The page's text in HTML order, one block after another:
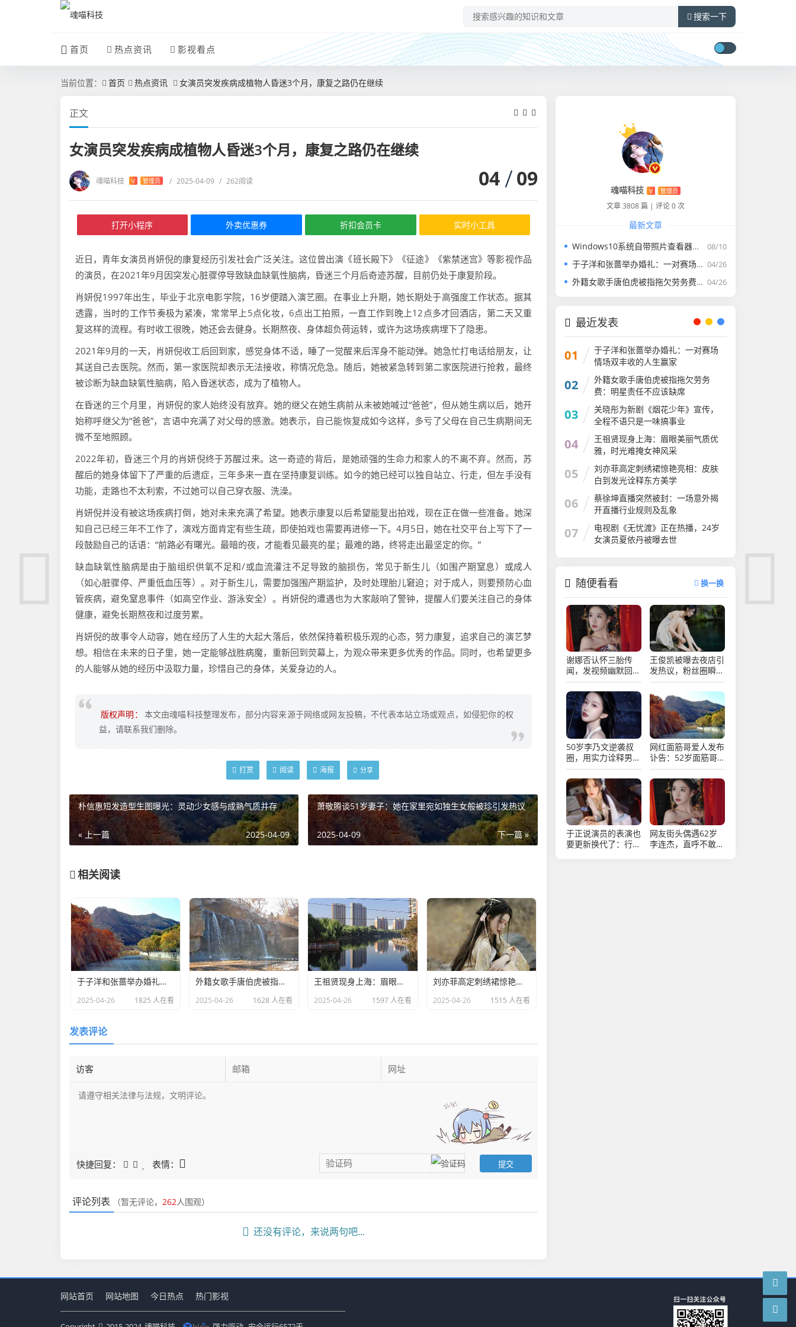
搜索一下
首页 热点资讯 影视看点
当前位置： 首页 热点资讯 女演员突发疾病成植物人昏迷3个月，康复之路仍在继续
正文
女演员突发疾病成植物人昏迷3个月，康复之路仍在继续
魂喵科技 V 管理员 / 2025-04-09 / 262阅读 04 09
打开小程序 外卖优惠券 折扣会员卡 实时小工具
近日，青年女演员肖妍倪的康复经历引发社会广泛关注。这位曾出演《班长殿下》《征途》《紫禁迷宫》等影视作品
的演员，在2021年9月因突发心脏骤停导致缺血缺氧性脑病，昏迷三个月后奇迹苏醒，目前仍处于康复阶段。
肖妍倪1997年出生，毕业于北京电影学院，16岁便踏入演艺圈。在事业上升期，她长期处于高强度工作状态。据其
透露，当时的工作节奏极为紧凑，常常早上5点化妆，6点出工拍照，一直工作到晚上12点多才回酒店，第二天又重
复这样的流程。有时收工很晚，她还会去健身。长期熬夜、身体超负荷运转，或许为这场疾病埋下了隐患。
2021年9月的一天，肖妍倪收工后回到家，感觉身体不适，睡了一觉醒来后浑身不能动弹。她急忙打电话给朋友，让
其送自己去医院。然而，第一家医院却表示无法接收，称情况危急。随后，她被紧急转到第二家医院进行抢救，最终
被诊断为缺血缺氧性脑病，陷入昏迷状态，成为了植物人。
在昏迷的三个月里，肖妍倪的家人始终没有放弃。她的继父在她生病前从未被她喊过“爸爸”，但从她生病以后，她开
始称呼继父为“爸爸”，言语中充满了对父母的感激。她表示，自己能恢复成如今这样，多亏了父母在自己生病期间无
微不至地照顾。
2022年初，昏迷三个月的肖妍倪终于苏醒过来。这一奇迹的背后，是她顽强的生命力和家人的不离不弃。然而，苏
醒后的她身体留下了严重的后遗症，三年多来一直在坚持康复训练。如今的她已经可以独自站立、行走，但左手没有
功能，走路也不太利索，不过她可以自己穿衣服、洗澡。
肖妍倪并没有被这场疾病打倒，她对未来充满了希望。她表示康复以后希望能复出拍戏，现在正在做一些准备。她深
知自己已经三年不工作了，演戏方面肯定有些生疏，即使拍戏也需要再进修一下。4月5日，她在社交平台上写下了一
段鼓励自己的话语：“前路必有曙光。最暗的夜，才能看见最亮的星；最难的路，终将走出最坚定的你。”
缺血缺氧性脑病是由于脑组织供氧不足和/或血流灌注不足导致的脑损伤，常见于新生儿（如围产期窒息）或成人
（如心脏骤停、严重低血压等）。对于新生儿，需要加强围产期监护，及时处理胎儿窘迫；对于成人，则要预防心血
管疾病，避免窒息事件（如高空作业、游泳安全）。肖妍倪的遭遇也为大家敲响了警钟，提醒人们要关注自己的身体
健康，避免长期熬夜和过度劳累。
肖妍倪的故事令人动容，她在经历了人生的大起大落后，依然保持着积极乐观的心态，努力康复，追求自己的演艺梦
想。相信在未来的日子里，她一定能够战胜病魔，重新回到荧幕上，为观众带来更多优秀的作品。同时，也希望更多
的人能够从她的经历中汲取力量，珍惜自己的身体，关爱身边的人。
版权声明：
本文由魂喵科技整理发布，部分内容来源于网络或网友投稿，不代表本站立场或观点，如侵犯你的权
益，请联系我们删除。
打赏 阅读 海报 分享
朴信惠短发造型生图曝光：灵动少女感与成熟气质并存
« 上一篇 2025-04-09
萧敬腾谈51岁妻子：她在家里宛如独生女般被珍引发热议
下一篇 »
2025-04-09
相关阅读
于子洋和张蔷举办婚礼：一对赛场情场双丰收的人生赢家​
2025-04-26 1825 人在看
外籍女歌手唐伯虎被指拖欠劳务费：明星责任不应该缺席​
2025-04-26 1628 人在看
王祖贤现身上海：眉眼美丽气质优雅，时光难掩女神风采
2025-04-26 1597 人在看
​刘亦菲高定刺绣裙惊艳亮相：皮肤白到发光诠释东方美学​
2025-04-26 1515 人在看
发表评论
快捷回复： 表情：
评论列表 （暂无评论， 262人围观）
还没有评论，来说两句吧...
魂喵科技 V 管理员
文章 3808 篇 | 评论 0 次
最新文章
08/10
Windows10系统自带照片查看器没有了怎么找回
04/26
于子洋和张蔷举办婚礼：一对赛场情场双丰收的人生赢家​
04/26
外籍女歌手唐伯虎被指拖欠劳务费：明星责任不应该缺席​
最近发表
01
于子洋和张蔷举办婚礼：一对赛场
情场双丰收的人生赢家​
02
外籍女歌手唐伯虎被指拖欠劳务
费：明星责任不应该缺席​
03
关晓彤为新剧《烟花少年》宣传，
全程不语只是一味搞事业
04
王祖贤现身上海：眉眼美丽气质优
雅，时光难掩女神风采
05
​刘亦菲高定刺绣裙惊艳亮相：皮肤
白到发光诠释东方美学​
06
蔡徐坤直播突然被封：一场意外揭
开直播行业规则​及乱象
07
电视剧《无忧渡》正在热播，24岁
女演员夏依丹被曝去世
随便看看 换一换
谢娜否认怀三胎传
闻，发视频幽默回
应，网友热议不断
王俊凯被曝去夜店引
发热议，粉丝圈瞬间
炸锅乱成一锅粥
50岁李乃文逆袭叔
圈，用实力诠释男演
员的魅力与坚持
网红面筋哥爱人发布
讣告：52岁面筋哥
因病于凌晨去世
于正说演员的表演也
要更新换代了：行业
网友街头偶遇62岁
李连杰，直呼不敢
网站首页 网站地图 今日热点 热门影视